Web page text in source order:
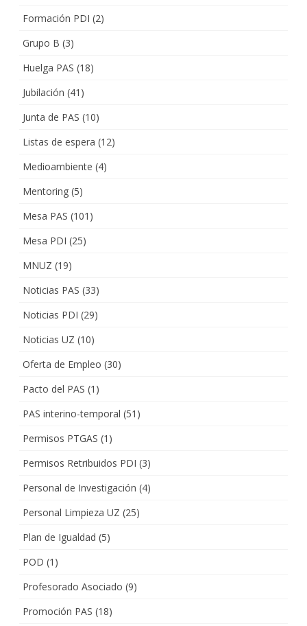
Formación PDI (2)
Grupo B (3)
Huelga PAS (18)
Jubilación (41)
Junta de PAS (10)
Listas de espera (12)
Medioambiente (4)
Mentoring (5)
Mesa PAS (101)
Mesa PDI (25)
MNUZ (19)
Noticias PAS (33)
Noticias PDI (29)
Noticias UZ (10)
Oferta de Empleo (30)
Pacto del PAS (1)
PAS interino-temporal (51)
Permisos PTGAS (1)
Permisos Retribuidos PDI (3)
Personal de Investigación (4)
Personal Limpieza UZ (25)
Plan de Igualdad (5)
POD (1)
Profesorado Asociado (9)
Promoción PAS (18)